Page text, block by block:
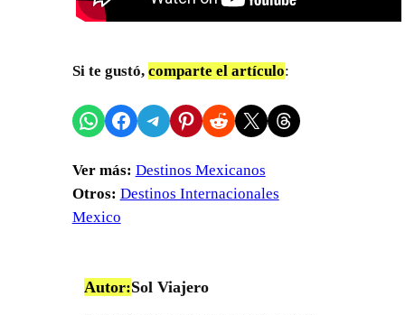
Si te gustó, comparte el artículo:
Compartir en WhatsApp
Compartir en Facebook
Compartir en Telegram
Compartir en Pinterest
Compartir en Reddit
Compartir en X Share on Threads
Ver más: Destinos Mexicanos
Otros: Destinos Internacionales
Mexico
Autor:Sol Viajero